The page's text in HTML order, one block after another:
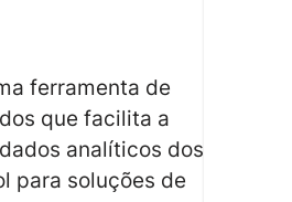
ferramenta de
que facilita a
analíticos dos
para soluções de